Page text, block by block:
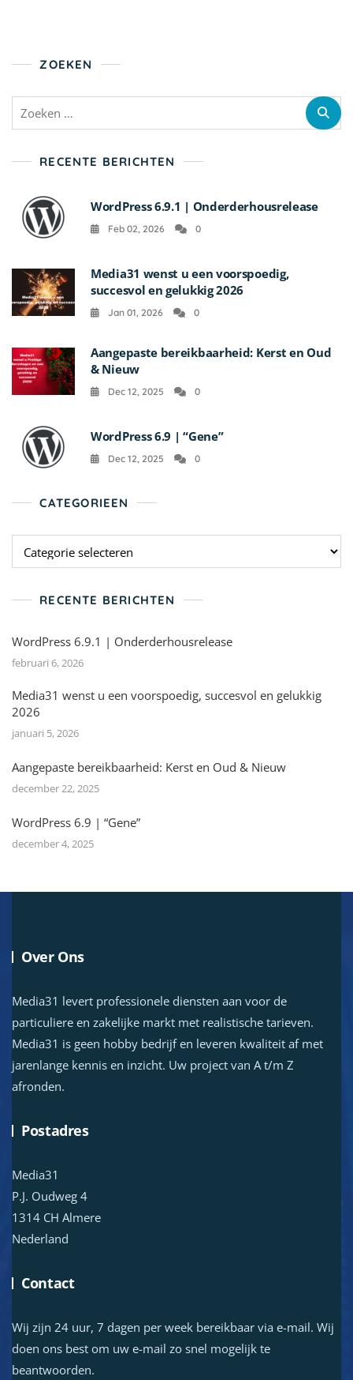
ZOEKEN
Zoeken
RECENTE BERICHTEN
WordPress 6.9.1 | Onderderhousrelease
Feb 02, 2026 0
Media31 wenst u een voorspoedig,
succesvol en gelukkig 2026
Jan 01, 2026 0
Aangepaste bereikbaarheid: Kerst en Oud
& Nieuw
Dec 12, 2025 0
WordPress 6.9 | “Gene”
Dec 12, 2025 0
CATEGORIEEN
RECENTE BERICHTEN
WordPress 6.9.1 | Onderderhousrelease
februari 6, 2026
Media31 wenst u een voorspoedig, succesvol en gelukkig
2026
januari 5, 2026
Aangepaste bereikbaarheid: Kerst en Oud & Nieuw
december 22, 2025
WordPress 6.9 | “Gene”
december 4, 2025
Over Ons
Media31 levert professionele diensten aan voor de
particuliere en zakelijke markt met realistische tarieven.
Media31 is geen hobby bedrijf en leveren kwaliteit af met
jarenlange kennis en inzicht. Uw project van A t/m Z
afronden.
Postadres
Media31
P.J. Oudweg 4
1314 CH Almere
Nederland
Contact
Wij zijn 24 uur, 7 dagen per week bereikbaar via e-mail. Wij
doen ons best om uw e-mail zo snel mogelijk te
beantwoorden.